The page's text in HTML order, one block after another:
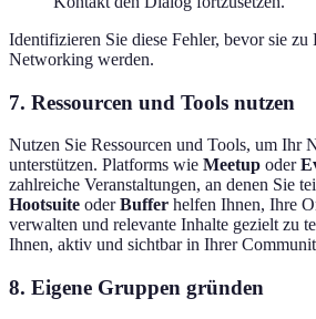
Identifizieren Sie diese Fehler, bevor sie
Networking werden.
7. Ressourcen und Tools nutzen
Nutzen Sie Ressourcen und Tools, um Ihr
unterstützen. Platforms wie Meetup oder
zahlreiche Veranstaltungen, an denen Sie
Hootsuite oderBuffer helfen Ihnen, Ihre
verwalten und relevante Inhalte gezielt zu
Ihnen, aktiv und sichtbar in Ihrer
8. Eigene Gruppen gründen